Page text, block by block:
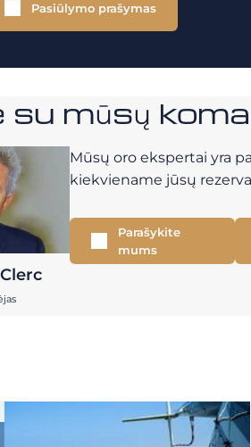
Pasiūlymo prašymas
mūsų
Mūsų oro ekspertai yra
kiekviename jūsų
Parašykite
mums